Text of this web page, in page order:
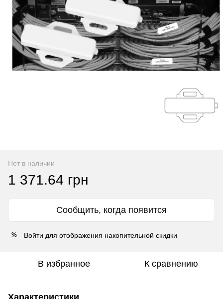
Нет в наличии
1 371.64 грн
Сообщить, когда появится
% Войти для отображения накопительной скидки
В избранное К сравнению
Характеристики